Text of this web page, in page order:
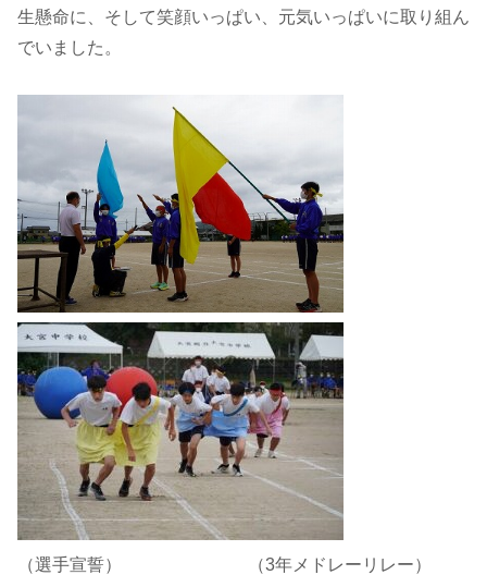
生懸命に、そして笑顔いっぱい、元気いっぱいに取り組ん
でいました。
（選手宣誓） （3年メドレーリレー）